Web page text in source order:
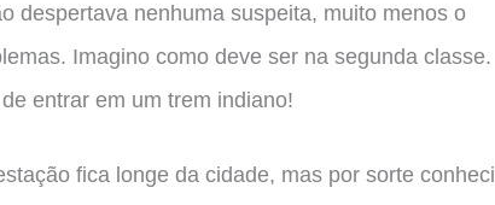
despertava nenhuma suspeita, muito menos o
Imagino como deve ser na segunda classe.
entrar em um trem indiano!
fica longe da cidade, mas por sorte conheci